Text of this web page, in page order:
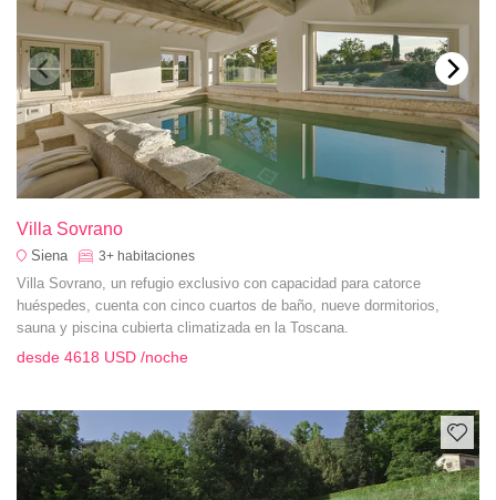
Villa Sovrano
Siena 3+ habitaciones
Villa Sovrano, un refugio exclusivo con capacidad para catorce
huéspedes, cuenta con cinco cuartos de baño, nueve dormitorios,
sauna y piscina cubierta climatizada en la Toscana.
desde 4618 USD /noche